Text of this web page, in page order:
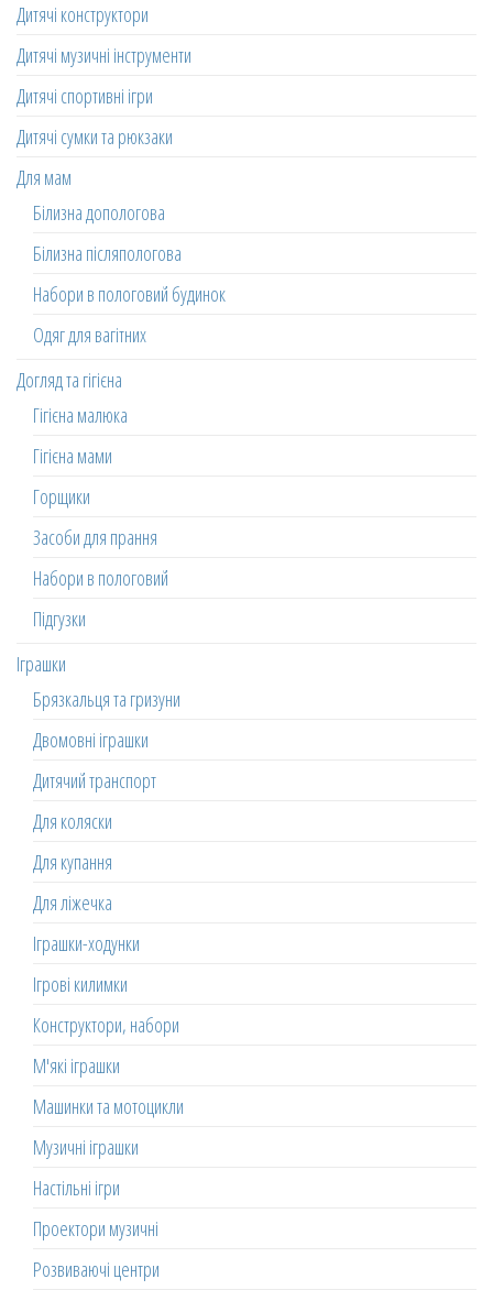
Дитячі конструктори
Дитячі музичні інструменти
Дитячі спортивні ігри
Дитячі сумки та рюкзаки
Для мам
Білизна допологова
Білизна післяпологова
Набори в пологовий будинок
Одяг для вагітних
Догляд та гігієна
Гігієна малюка
Гігієна мами
Горщики
Засоби для прання
Набори в пологовий
Підгузки
Іграшки
Брязкальця та гризуни
Двомовні іграшки
Дитячий транспорт
Для коляски
Для купання
Для ліжечка
Іграшки-ходунки
Ігрові килимки
Конструктори, набори
М'які іграшки
Машинки та мотоцикли
Музичні іграшки
Настільні ігри
Проектори музичні
Розвиваючі центри